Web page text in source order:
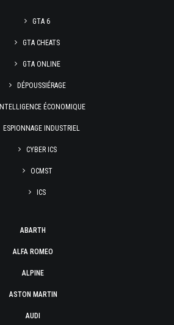
GTA 6
GTA CHEATS
GTA ONLINE
DÉPOUSSIÉRAGE
INTELLIGENCE ÉCONOMIQUE
ESPIONNAGE INDUSTRIEL
CYBER ICS
OCMST
ICS
ABARTH
ALFA ROMEO
ALPINE
ASTON MARTIN
AUDI